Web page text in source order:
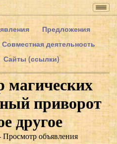
Предложения
Совместная деятельность
Сайты (ссылки)
магических
приворот
другое
Просмотр объявления